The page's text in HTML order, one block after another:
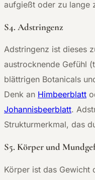
aufgießt oder zu lange
S4. Adstringenz
Adstringenz ist dieses
austrocknende Gefühl
blättrigen Botanicals
Denk an Himbeerblatt
Johannisbeerblatt.
Strukturmerkmal, das
S5. Körper und
Körper ist das